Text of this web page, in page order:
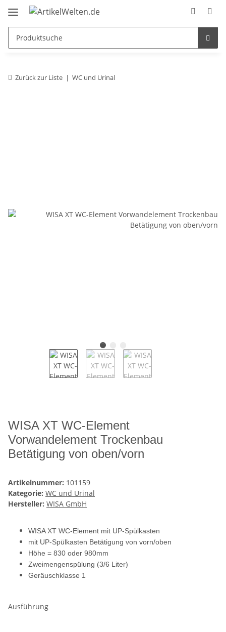
Zurück zur Liste WC und Urinal
WISA XT WC-Element
Vorwandelement Trockenbau
Betätigung von oben/vorn
Artikelnummer: 101159
Kategorie: WC und Urinal
Hersteller: WISA GmbH
WISA XT WC-Element mit UP-Spülkasten
mit UP-Spülkasten Betätigung von vorn/oben
Höhe = 830 oder 980mm
Zweimengenspülung (3/6 Liter)
Geräuschklasse 1
Ausführung